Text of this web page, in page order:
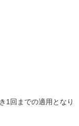
1回までの適用となり